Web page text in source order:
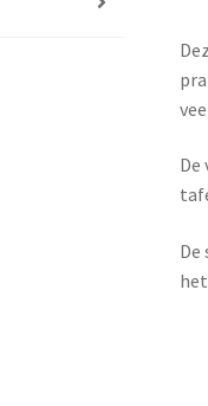
De